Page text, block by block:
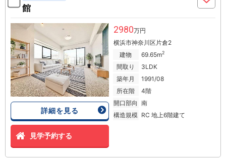
館
詳細を見る
見学予約する
2980万円
横浜市神奈川区片倉2
建物
69.65m2
間取り
3LDK
築年月
1991/08
所在階
4階
開口部向 南
構造規模 RC 地上6階建て